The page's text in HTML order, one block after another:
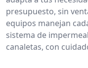
presupuesto, sin
equipos manejan
sistema de
canaletas, con